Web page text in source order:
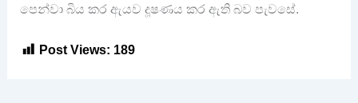
පෙන්වා බිය කර ඇයව දූෂණය කර ඇති බව පැවසේ.
Post Views: 189